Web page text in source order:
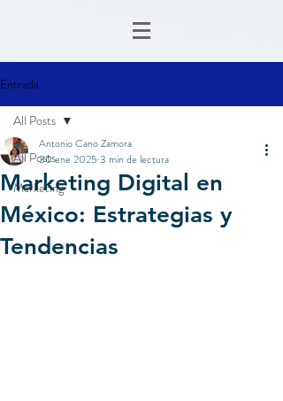
Entrada
All Posts
Marketing
All Posts
Marketing Digital en
México: Estrategias y
Tendencias
Antonio Cano Zamora
30 ene 2025 3 min de lectura